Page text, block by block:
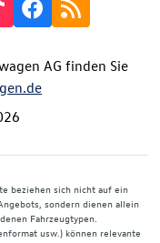
AG finden Sie
beziehen sich nicht auf ein
sondern dienen allein
Fahrzeugtypen.
usw.) können relevante